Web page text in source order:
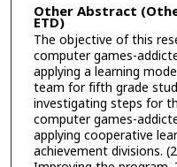
Other Abstract
ETD)
The objective of this
computer games-
applying a learning
team for fifth grade
investigating steps for
computer games-
applying cooperative
achievement divisions.